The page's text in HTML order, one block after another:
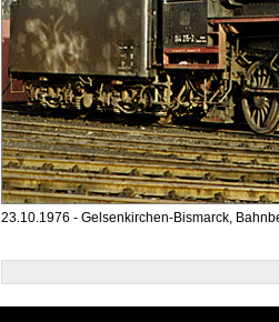
23.10.1976 - Gelsenkirchen-Bismarck,